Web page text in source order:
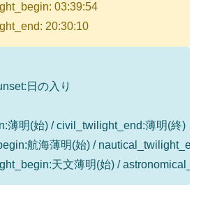
03:39:54
20:30:10
日の入り
薄明(始) / civil_twilight_end:薄明(終)
航海薄明(始) /
天文薄明(始) /